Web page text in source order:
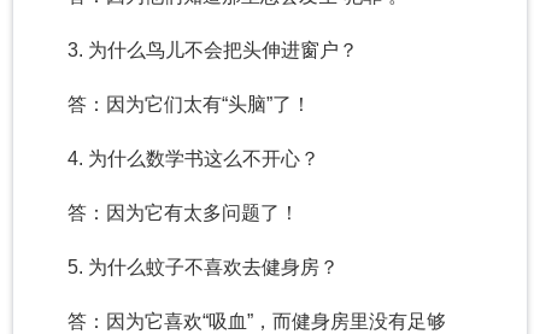
3. 为什么鸟儿不会把头伸进窗户？
答：因为它们太有“头脑”了！
4. 为什么数学书这么不开心？
答：因为它有太多问题了！
5. 为什么蚊子不喜欢去健身房？
答：因为它喜欢“吸血”，而健身房里没有足够